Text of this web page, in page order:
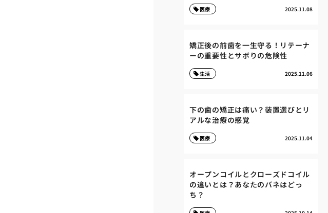
2025.11.08
医療
矯正後の前歯を一生守る！リテーナ
ーの重要性とサボりの危険性
2025.11.06
生活
下の歯の矯正は痛い？装置選びとリ
アルな治療の感覚
2025.11.04
医療
オープンコイルとクローズドコイル
の違いとは？あなたのバネはどっ
ち？